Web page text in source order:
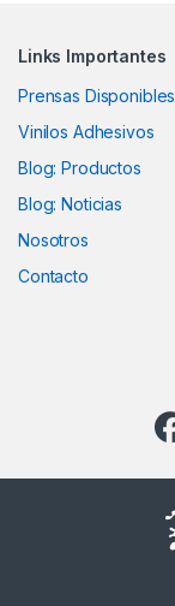
Links Importantes
Prensas Disponibles
Vinilos Adhesivos
Blog: Productos
Blog: Noticias
Nosotros
Contacto